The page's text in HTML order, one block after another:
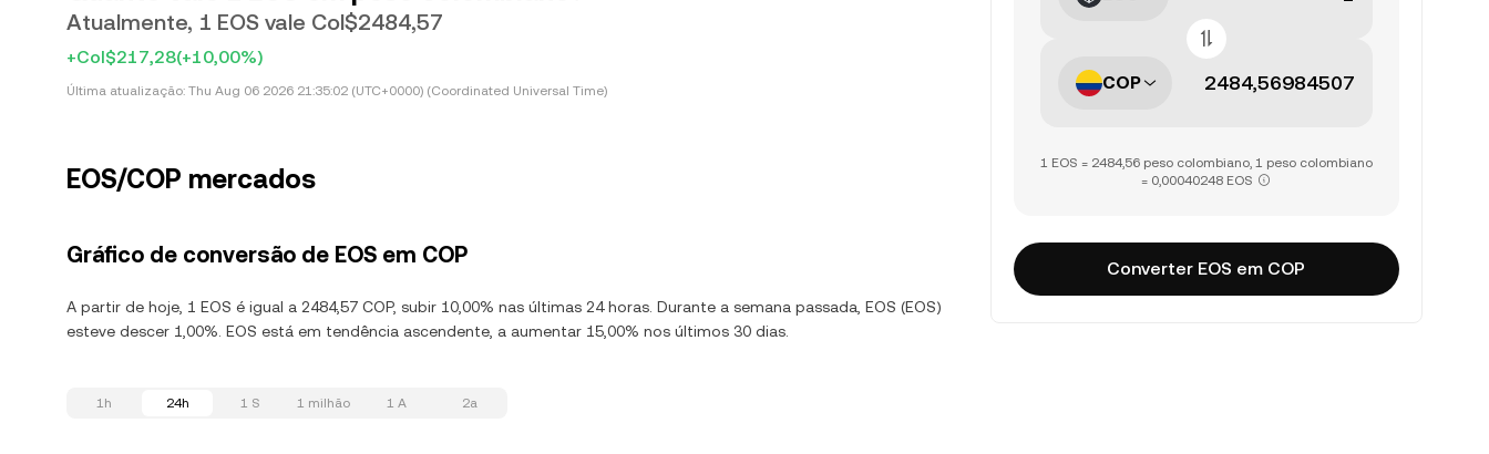
Atualmente, 1 EOS vale Col$2484,57
+Col$217,28(+10,00%)
Última atualização: Thu Aug 06 2026 21:35:02 (UTC+0000) (Coordinated Universal Time)
EOS/COP mercados
Gráfico de conversão de EOS em COP
A partir de hoje, 1 EOS é igual a 2484,57 COP, subir 10,00% nas últimas 24 horas. Durante a semana passada, EOS (EOS)
esteve descer 1,00%. EOS está em tendência ascendente, a aumentar 15,00% nos últimos 30 dias.
1h 24h 1 S 1 milhão 1 A 2a
COP
1 EOS = 2484,56 peso colombiano, 1 peso colombiano
= 0,00040248 EOS
Converter EOS em COP